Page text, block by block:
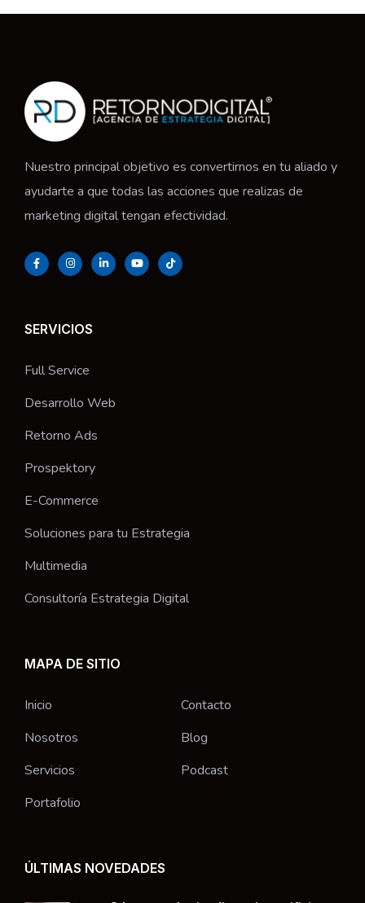
Nuestro principal objetivo es convertirnos en tu aliado y
ayudarte a que todas las acciones que realizas de
marketing digital tengan efectividad.
SERVICIOS
Full Service
Desarrollo Web
Retorno Ads
Prospektory
E-Commerce
Soluciones para tu Estrategia
Multimedia
Consultoría Estrategia Digital
MAPA DE SITIO
Inicio
Nosotros
Servicios
Portafolio
Contacto
Blog
Podcast
ÚLTIMAS NOVEDADES